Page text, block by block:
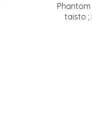
Phantom
taisto ;